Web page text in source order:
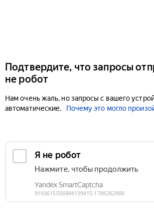
Подтвердите, что запросы
не робот
Нам очень жаль, но запросы с вашего
автоматические.
Почему это могло